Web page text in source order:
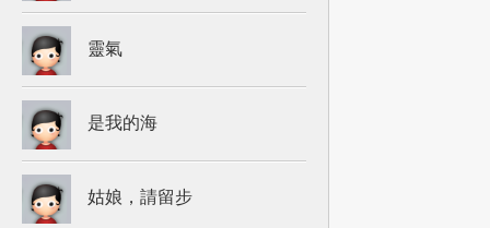
靈氣
是我的海
姑娘，請留步